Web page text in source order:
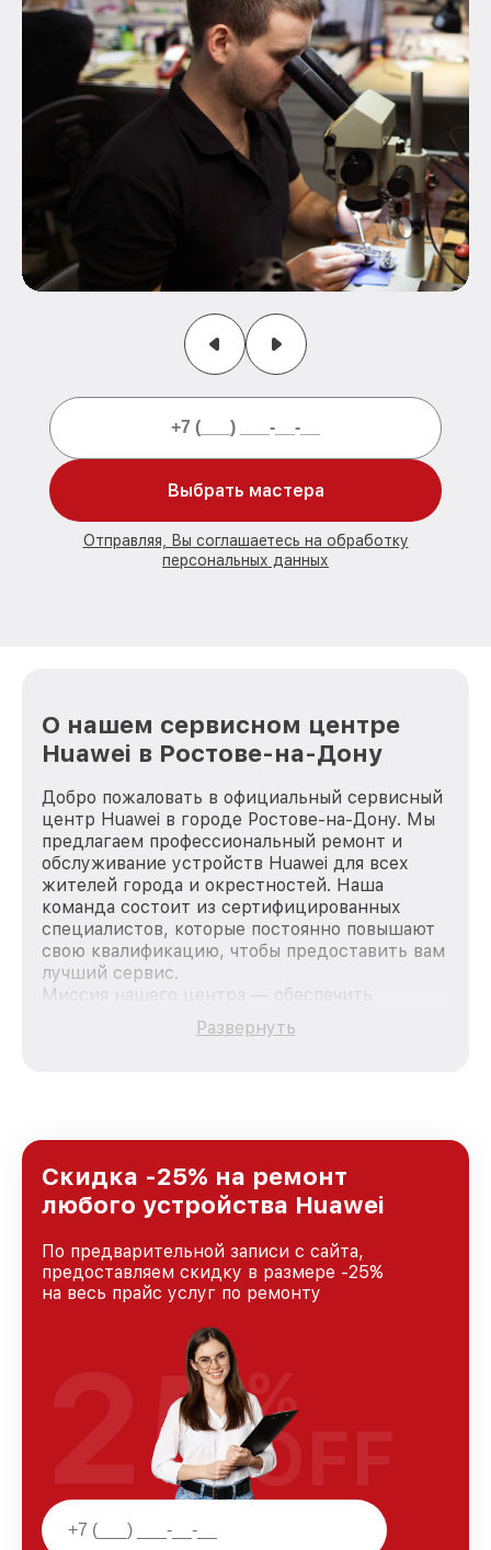
Выбрать мастера
Отправляя, Вы соглашаетесь на обработку
персональных данных
О нашем сервисном центре
Huawei в Ростове-на-Дону
Добро пожаловать в официальный сервисный
центр Huawei в городе Ростове-на-Дону. Мы
предлагаем профессиональный ремонт и
обслуживание устройств Huawei для всех
жителей города и окрестностей. Наша
команда состоит из сертифицированных
специалистов, которые постоянно повышают
свою квалификацию, чтобы предоставить вам
лучший сервис.
Миссия нашего центра — обеспечить
качественный и доступный ремонт для
каждого пользователя продукции Huawei, вне
Ростове-на-Дону, постоянно повышая уровень
доверия и лояльности наших клиентов.
Развернуть
Скидка -25% на ремонт
любого устройства Huawei
По предварительной записи с сайта,
предоставляем скидку в размере -25%
на весь прайс услуг по ремонту
25%
OFF